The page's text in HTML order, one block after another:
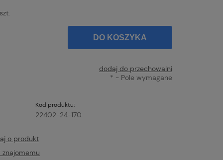
szt.
DO KOSZYKA
dodaj do przechowalni
* - Pole wymagane
Kod produktu:
22402-24-170
o produkt
znajomemu